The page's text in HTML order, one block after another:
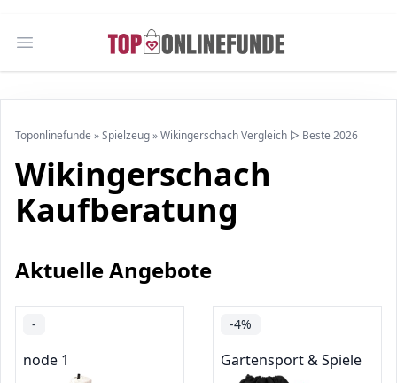
Open main menu
Toponlinefunde »Spielzeug»Wikingerschach Vergleich ▷ Beste 2026
Wikingerschach
Kaufberatung
Aktuelle Angebote
-
node 1
-4%
Gartensport & Spiele